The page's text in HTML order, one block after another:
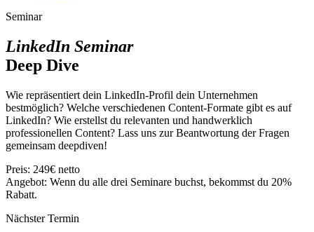
Seminar
LinkedIn Seminar
Deep Dive
Wie repräsentiert dein LinkedIn-Profil dein Unternehmen
bestmöglich? Welche verschiedenen Content-Formate gibt es auf
LinkedIn? Wie erstellst du relevanten und handwerklich
professionellen Content? Lass uns zur Beantwortung der Fragen
gemeinsam deepdiven!
Preis: 249€ netto
Angebot: Wenn du alle drei Seminare buchst, bekommst du 20%
Rabatt.
Nächster Termin